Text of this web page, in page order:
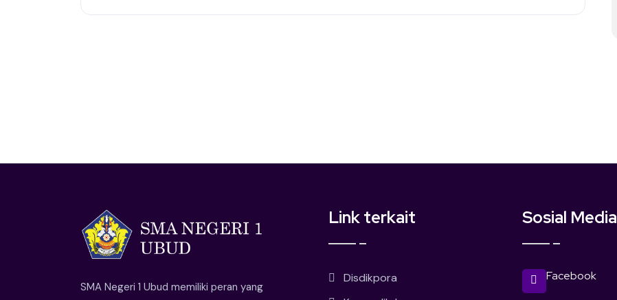
SMA Negeri 1 Ubud memiliki peran yang
Link terkait
Disdikpora
Sosial Media
Facebook